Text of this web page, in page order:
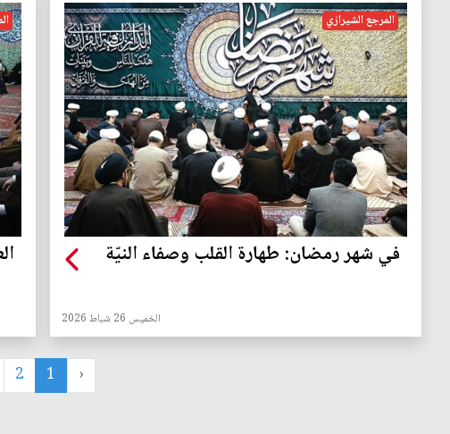
المرجع الشيرازي
في شهر رمضان: طهارة القلب وصفاء النيّة
الخميس 26 شباط 2026
‹
1
2